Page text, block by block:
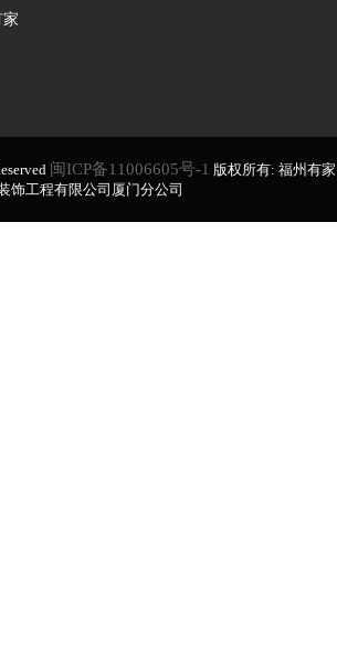
家
闽ICP备11006605号-1 版权所有: 福州有家
饰工程有限公司厦门分公司